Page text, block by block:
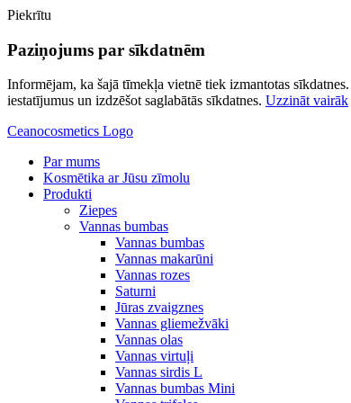
Piekrītu
Paziņojums par sīkdatnēm
Informējam, ka šajā tīmekļa vietnē tiek izmantotas
iestatījumus un izdzēšot saglabātās sīkdatnes. Uzzināt vairāk
Ceanocosmetics Logo
Par mums
Kosmētika ar Jūsu zīmolu
Produkti
Ziepes
Vannas bumbas
Vannas bumbas
Vannas makarūni
Vannas rozes
Saturni
Jūras zvaigznes
Vannas gliemežvāki
Vannas olas
Vannas virtuļi
Vannas sirdis L
Vannas bumbas Mini